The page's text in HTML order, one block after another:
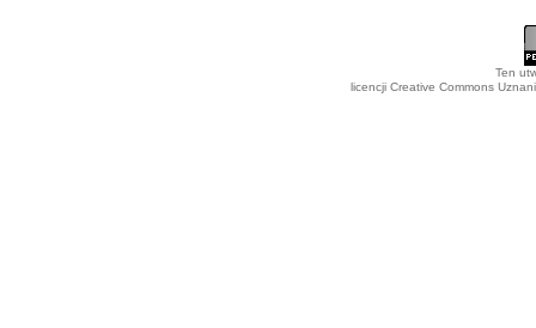
Ten
licencji Creative Commons